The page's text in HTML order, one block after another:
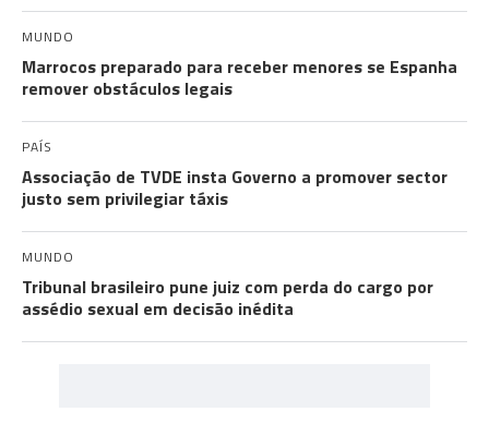
MUNDO
Marrocos preparado para receber menores se Espanha
remover obstáculos legais
PAÍS
Associação de TVDE insta Governo a promover sector
justo sem privilegiar táxis
MUNDO
Tribunal brasileiro pune juiz com perda do cargo por
assédio sexual em decisão inédita